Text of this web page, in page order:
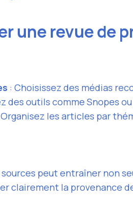
une revue de
: Choisissez des médias
des outils comme Snopes
les articles par
peut entraîner non
clairement la provenance